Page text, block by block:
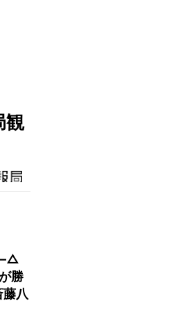
観
―△
勝
八